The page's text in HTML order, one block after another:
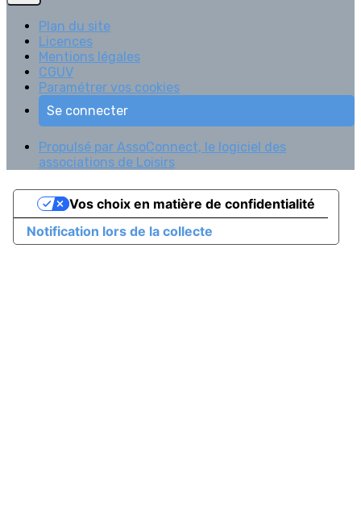
Plan du site
Licences
Mentions légales
CGUV
Paramétrer vos cookies
Se connecter
Propulsé par AssoConnect, le logiciel des
associations de Loisirs
Notification lors de la collecte
Vos choix en matière de confidentialité